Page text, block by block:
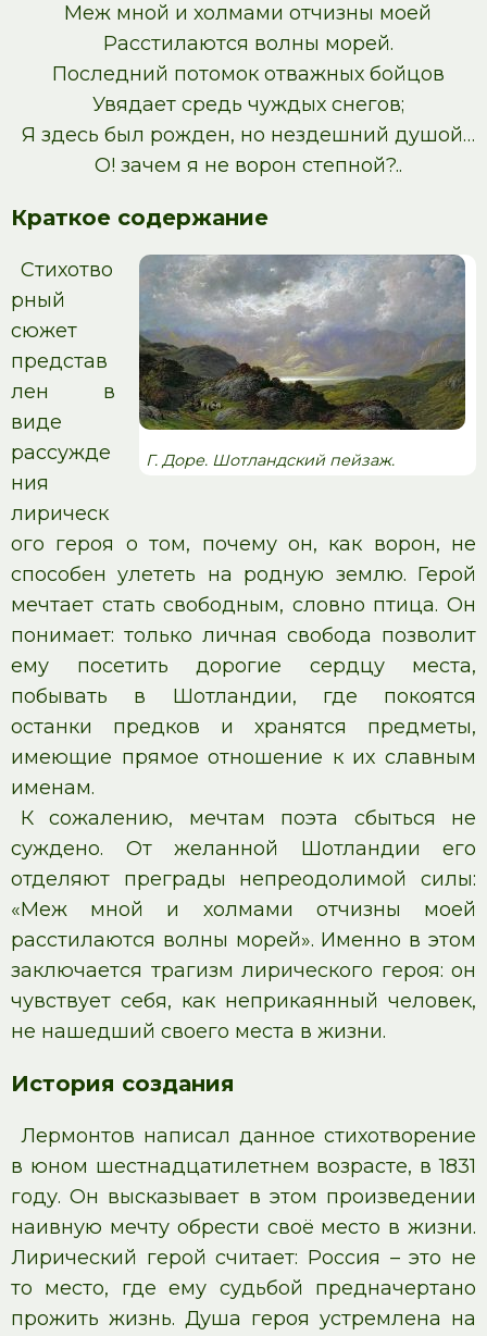
Меж мной и холмами отчизны моей
Расстилаются волны морей.
Последний потомок отважных бойцов
Увядает средь чуждых снегов;
Я здесь был рожден, но нездешний душой…
О! зачем я не ворон степной?..
Краткое содержание
Г. Доре. Шотландский пейзаж.
Стихотво
рный
сюжет
представ
лен в
виде
рассужде
ния
лирическ
ого героя о том, почему он, как ворон, не
способен улететь на родную землю. Герой
мечтает стать свободным, словно птица. Он
понимает: только личная свобода позволит
ему посетить дорогие сердцу места,
побывать в Шотландии, где покоятся
останки предков и хранятся предметы,
имеющие прямое отношение к их славным
именам.
К сожалению, мечтам поэта сбыться не
суждено. От желанной Шотландии его
отделяют преграды непреодолимой силы:
«Меж мной и холмами отчизны моей
расстилаются волны морей». Именно в этом
заключается трагизм лирического героя: он
чувствует себя, как неприкаянный человек,
не нашедший своего места в жизни.
История создания
Лермонтов написал данное стихотворение
в юном шестнадцатилетнем возрасте, в 1831
году. Он высказывает в этом произведении
наивную мечту обрести своё место в жизни.
Лирический герой считает: Россия – это не
то место, где ему судьбой предначертано
прожить жизнь. Душа героя устремлена на